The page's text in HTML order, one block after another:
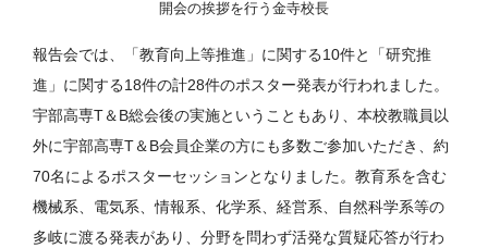
開会の挨拶を行う金寺校長
報告会では、「教育向上等推進」に関する10件と「研究推
進」に関する18件の計28件のポスター発表が行われました。
宇部高専T＆B総会後の実施ということもあり、本校教職員以
外に宇部高専T＆B会員企業の方にも多数ご参加いただき、約
70名によるポスターセッションとなりました。教育系を含む
機械系、電気系、情報系、化学系、経営系、自然科学系等の
多岐に渡る発表があり、分野を問わず活発な質疑応答が行わ